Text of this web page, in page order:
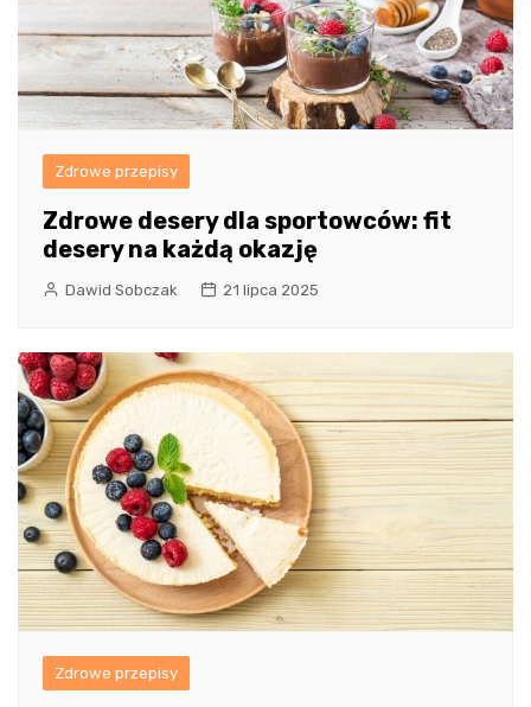
Zdrowe przepisy
Zdrowe desery dla sportowców: fit
desery na każdą okazję
Dawid Sobczak 21 lipca 2025
Zdrowe przepisy